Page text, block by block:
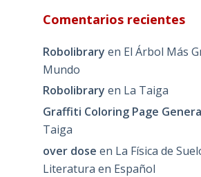
Comentarios recientes
Robolibrary en El Árbol Más
Mundo
Robolibrary en La Taiga
Graffiti Coloring Page
Taiga
over dose en La Física de
Literatura en Español